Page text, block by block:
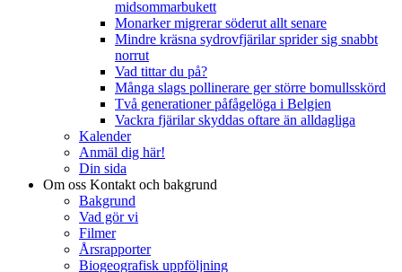
midsommarbukett
Monarker migrerar söderut allt senare
Mindre kräsna sydrovfjärilar sprider sig snabbt
norrut
Vad tittar du på?
Många slags pollinerare ger större bomullsskörd
Två generationer påfågelöga i Belgien
Vackra fjärilar skyddas oftare än alldagliga
Kalender
Anmäl dig här!
Din sida
Om oss Kontakt och bakgrund
Bakgrund
Vad gör vi
Filmer
Årsrapporter
Biogeografisk uppföljning